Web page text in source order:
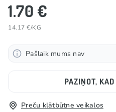
1.70 €
14.17 €/KG
Pašlaik mums nav
PAZIŅOT,
Preču klātbūtne veikalos